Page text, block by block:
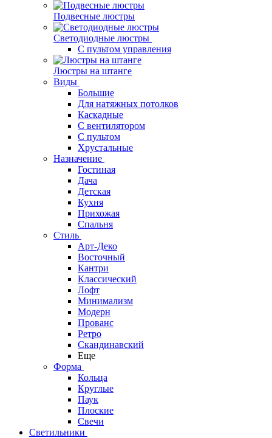
Подвесные люстры
Светодиодные люстры
С пультом управления
Люстры на штанге
Виды
Большие
Для натяжных потолков
Каскадные
С вентилятором
С пультом
Хрустальные
Назначение
Гостиная
Дача
Детская
Кухня
Прихожая
Спальня
Стиль
Арт-Деко
Восточный
Кантри
Классический
Лофт
Минимализм
Модерн
Прованс
Ретро
Скандинавский
Еще
Форма
Кольца
Круглые
Паук
Плоские
Свечи
Светильники